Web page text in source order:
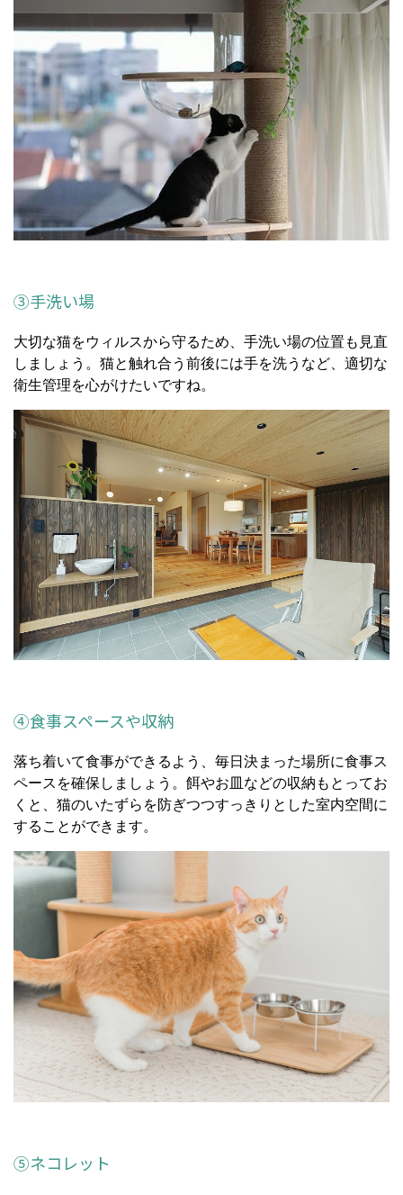
③手洗い場
大切な猫をウィルスから守るため、手洗い場の位置も見直
しましょう。猫と触れ合う前後には手を洗うなど、適切な
衛生管理を心がけたいですね。
④食事スペースや収納
落ち着いて食事ができるよう、毎日決まった場所に食事ス
ペースを確保しましょう。餌やお皿などの収納もとってお
くと、猫のいたずらを防ぎつつすっきりとした室内空間に
することができます。
⑤ネコレット